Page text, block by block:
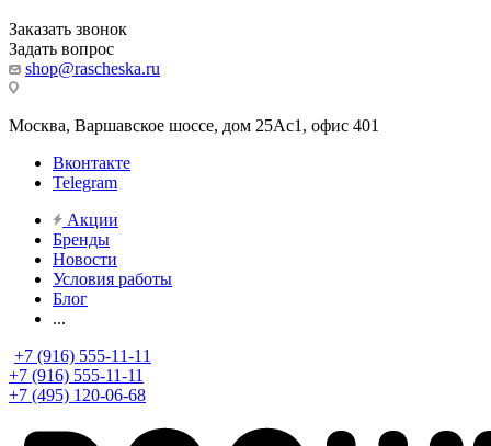
Заказать звонок
Задать вопрос
shop@rascheska.ru
Москва, Варшавское шоссе, дом 25Аc1, офис 401
Вконтакте
Telegram
Акции
Бренды
Новости
Условия работы
Блог
...
+7 (916) 555-11-11
+7 (916) 555-11-11
+7 (495) 120-06-68